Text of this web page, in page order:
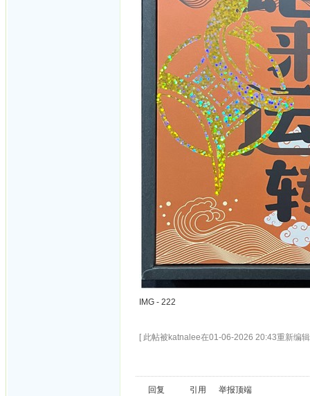
IMG - 222
[ 此帖被katnalee在01-06-2026 20:43重新编
回复 引用 举报顶端